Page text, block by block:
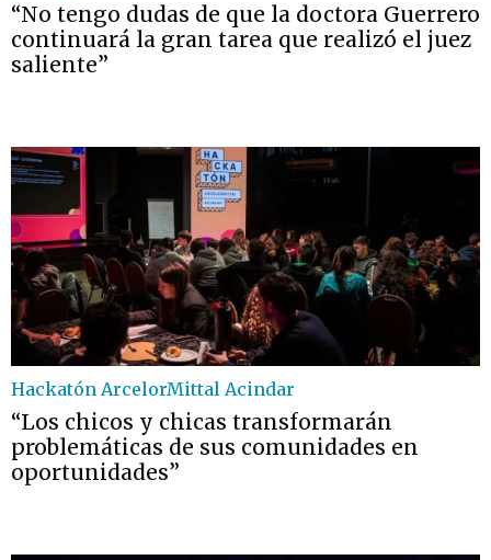
“No tengo dudas de que la doctora Guerrero
continuará la gran tarea que realizó el juez
saliente”
Hackatón ArcelorMittal Acindar
“Los chicos y chicas transformarán
problemáticas de sus comunidades en
oportunidades”